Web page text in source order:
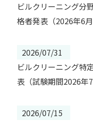
ビルクリーニング分
格者発表（2026年6月
2026/07/31
ビルクリーニング特
表（試験期間2026年
2026/07/15